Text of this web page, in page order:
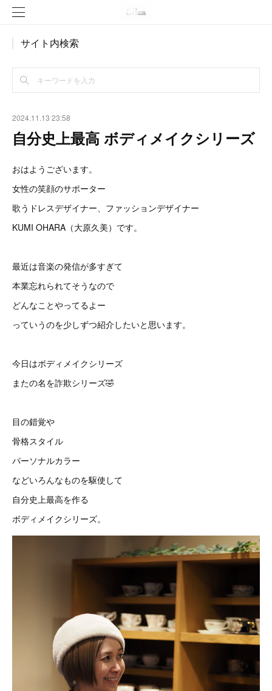
サイト内検索
2024.11.13 23:58
自分史上最高 ボディメイクシリーズ
おはようございます。
女性の笑顔のサポーター
歌うドレスデザイナー、ファッションデザイナー
KUMI OHARA（大原久美）です。
最近は音楽の発信が多すぎて
本業忘れられてそうなので
どんなことやってるよー
っていうのを少しずつ紹介したいと思います。
今日はボディメイクシリーズ
またの名を詐欺シリーズ🤣
目の錯覚や
骨格スタイル
パーソナルカラー
などいろんなものを駆使して
自分史上最高を作る
ボディメイクシリーズ。